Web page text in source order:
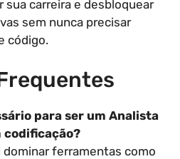
sua carreira e desbloquear
sem nunca precisar
código.
para ser um Analista
codificação?
dominar ferramentas como